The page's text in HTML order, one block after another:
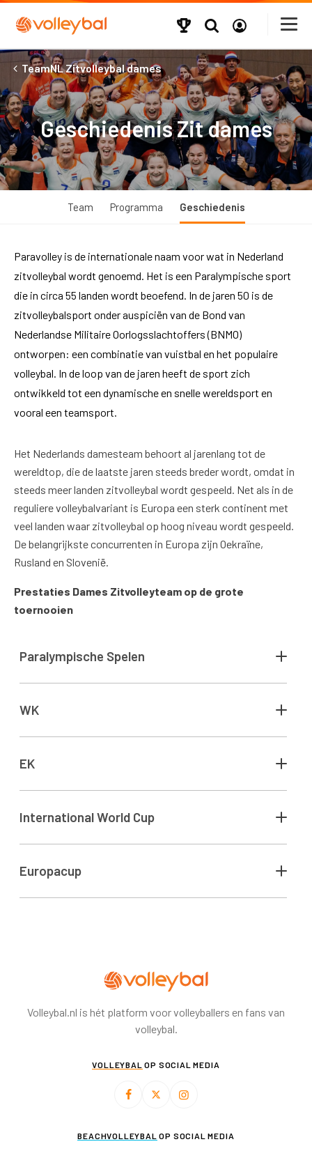
TeamNL Zitvolleybal dames
Geschiedenis Zit dames
Team Programma Geschiedenis
Paravolley is de internationale naam voor wat in Nederland
zitvolleybal wordt genoemd. Het is een Paralympische sport
die in circa 55 landen wordt beoefend. In de jaren 50 is de
zitvolleybalsport onder auspiciën van de Bond van
Nederlandse Militaire Oorlogsslachtoffers (BNMO)
ontworpen: een combinatie van vuistbal en het populaire
volleybal. In de loop van de jaren heeft de sport zich
ontwikkeld tot een dynamische en snelle wereldsport en
vooral een teamsport.
Het Nederlands damesteam behoort al jarenlang tot de
wereldtop, die de laatste jaren steeds breder wordt, omdat in
steeds meer landen zitvolleybal wordt gespeeld. Net als in de
reguliere volleybalvariant is Europa een sterk continent met
veel landen waar zitvolleybal op hoog niveau wordt gespeeld.
De belangrijkste concurrenten in Europa zijn Oekraïne,
Rusland en Slovenië.
Prestaties Dames Zitvolleyteam op de grote
toernooien
Paralympische Spelen
WK
EK
International World Cup
Europacup
Volleybal.nl is hét platform voor volleyballers en fans van
volleybal.
VOLLEYBAL OP SOCIAL MEDIA
BEACHVOLLEYBAL OP SOCIAL MEDIA